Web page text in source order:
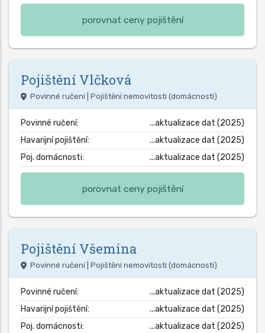
porovnat ceny pojištění
Pojištění Vlčková
Povinné ručení | Pojištění nemovitosti (domácnosti)
Povinné ručení:
...aktualizace dat (2025)
Havarijní pojištění:
...aktualizace dat (2025)
Poj. domácnosti:
...aktualizace dat (2025)
porovnat ceny pojištění
Pojištění Všemina
Povinné ručení | Pojištění nemovitosti (domácnosti)
Povinné ručení:
...aktualizace dat (2025)
Havarijní pojištění:
...aktualizace dat (2025)
Poj. domácnosti:
...aktualizace dat (2025)